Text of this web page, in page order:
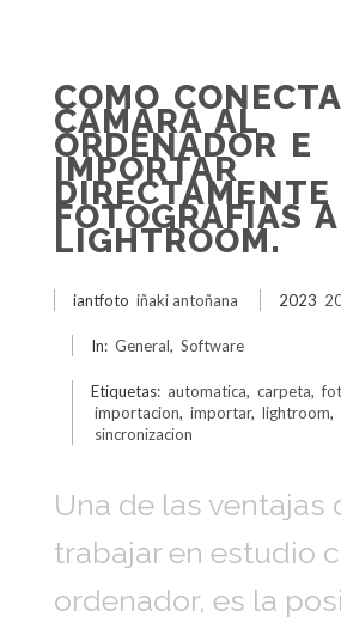
COMO
CAMARA AL
ORDENADOR E
IMPORTAR
FOTOGRAFIAS
LIGHTROOM.
iantfoto iñaki antoñana 2023
In: General, Software
Etiquetas: automatica, carpeta,
importacion, importar, lightroom,
sincronizacion
Una de las ventajas
trabajar en estudio
ordenador, es la